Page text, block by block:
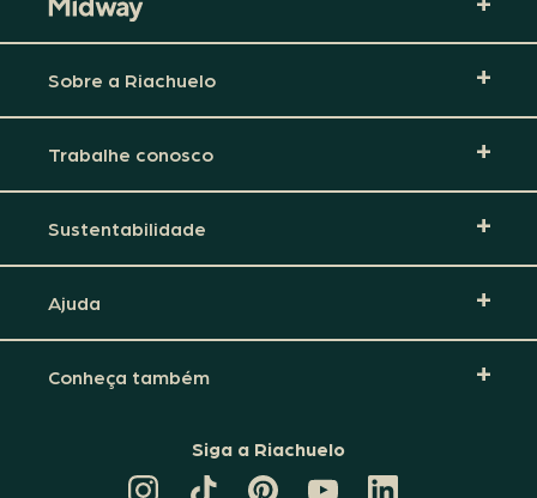
Sobre a Riachuelo
Trabalhe conosco
Sustentabilidade
Ajuda
Conheça também
Siga a Riachuelo
CANAL